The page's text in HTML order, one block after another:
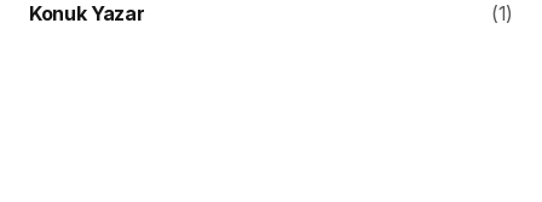
Konuk Yazar
(1)